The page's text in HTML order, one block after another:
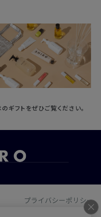
ギフトをぜひご覧ください。
プライバシーポリシー
びサービスを提供するために、